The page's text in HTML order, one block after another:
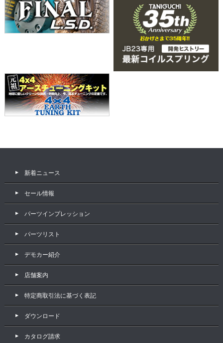
新着ニュース
セール情報
パーツインプレッション
パーツリスト
デモカー紹介
店舗案内
特定商取引法に基づく表記
ダウンロード
カタログ請求